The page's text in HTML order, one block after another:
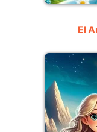
El